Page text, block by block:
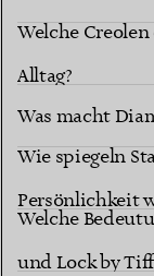
Welche
Alltag?
Was macht
Wie spiegeln
Persönlichkeit
Welche
und Lock by